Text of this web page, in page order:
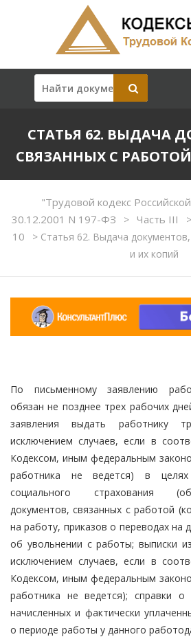
СТАТЬЯ 62. ВЫДАЧА
СВЯЗАННЫХ С
"Трудовой кодекс
30.12.2001 N 197-ФЗ
> Часть III >
10
> Статья 62. Выдача
и их копий
По письменному заявлению
обязан не позднее трех рабочих
заявления выдать работнику
исключением случаев, если в
Кодексом, иным федеральным
работника не ведется) в целях
социального страхования
документов, связанных с работой
на работу, приказов о переводах на
об увольнении с работы; выписки
исключением случаев, если в
Кодексом, иным федеральным
работника не ведется); справки
начисленных и фактически
о периоде работы у данного